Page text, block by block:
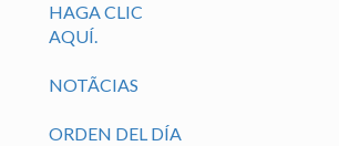
HAGA CLIC
AQUÍ.
NOTÃ­CIAS
ORDEN DEL DÍA